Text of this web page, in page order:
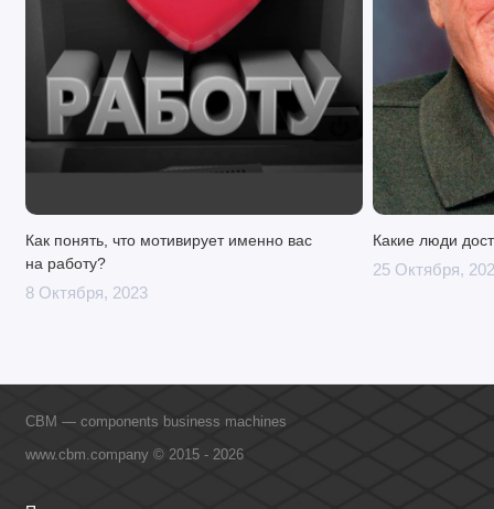
Как понять, что мотивирует именно вас
на работу?
8 Октября, 2023
Какие люди
25 Октября,
CBM — components business machines
www.cbm.company © 2015 - 2026